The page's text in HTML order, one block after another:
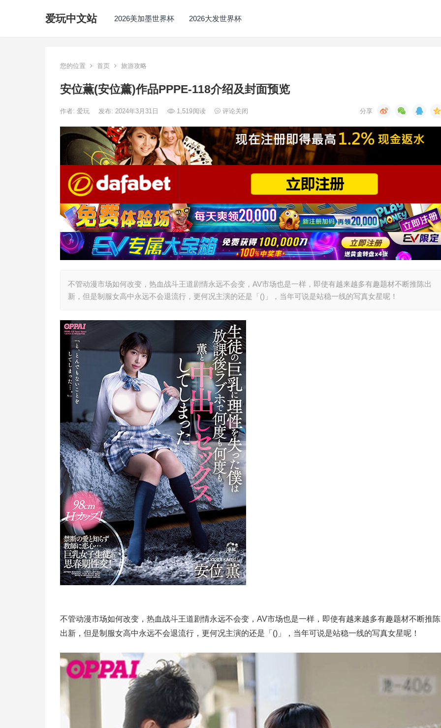
爱玩中文站 2026美加墨世界杯 2026大发世界杯
您的位置 首页 旅游攻略
安位薫(安位薰)作品PPPE-118介绍及封面预览
作者: 爱玩 发布: 2024年3月31日 1,519阅读 评论关闭
不管动漫市场如何改变，热血战斗王道剧情永远不会变，AV市场也是一样，即使有越来越多有趣题材不断推陈出
新，但是制服女高中永远不会退流行，更何况主演的还是「()」，当年可说是站稳一线的写真女星呢！
不管动漫市场如何改变，热血战斗王道剧情永远不会变，AV市场也是一样，即使有越来越多有趣题材不断推陈
出新，但是制服女高中永远不会退流行，更何况主演的还是「()」，当年可说是站稳一线的写真女星呢！